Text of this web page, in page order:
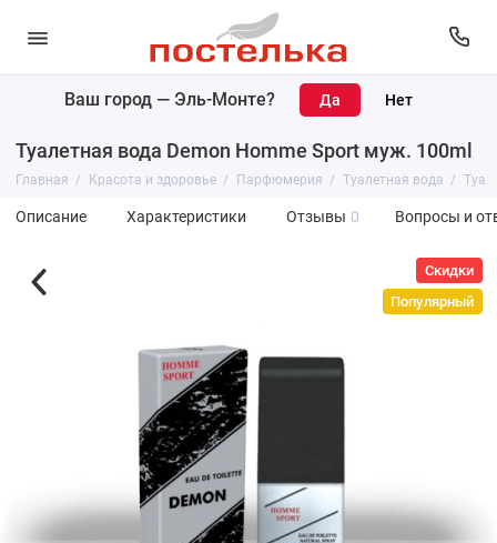
Ваш город — Эль-Монте?
Туалетная вода Demon Homme Sport муж. 100ml
Главная Красота и здоровье Парфюмерия Туалетная вода
Описание Характеристики Отзывы 0 Вопросы и
Скидки
Популярный